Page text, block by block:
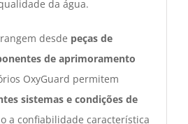
da água.
desde peças de
de aprimoramento
OxyGuard permitem
sistemas e condições de
a confiabilidade característica